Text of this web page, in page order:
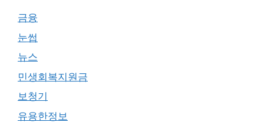
금융
눈썹
뉴스
민생회복지원금
보청기
유용한정보